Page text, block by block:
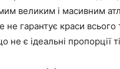
великим і масивним
не гарантує краси
не є ідеальні пропорції